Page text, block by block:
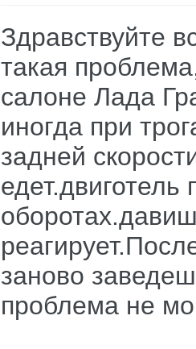
Здравствуйте
такая
салоне Лада
иногда при
задней
едет.двиготель
заново
проблема не